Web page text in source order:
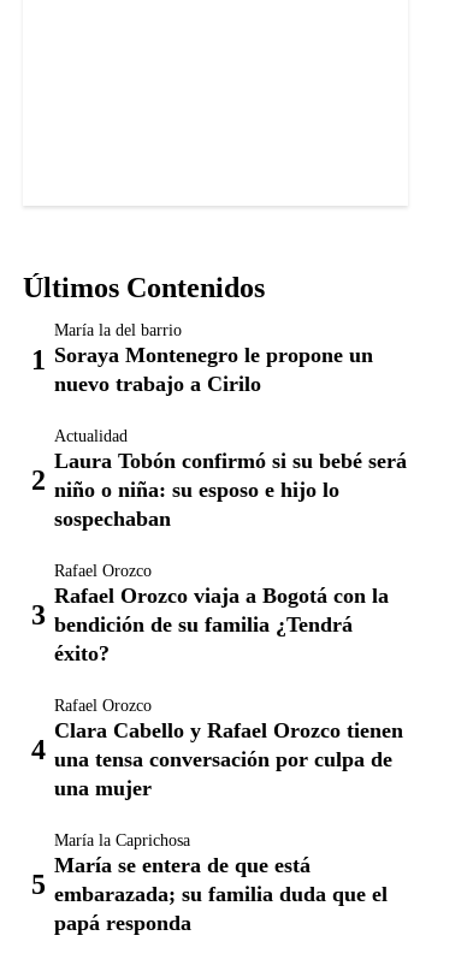
Últimos Contenidos
María la del barrio
Soraya Montenegro le propone un
nuevo trabajo a Cirilo
Actualidad
Laura Tobón confirmó si su bebé será
niño o niña: su esposo e hijo lo
sospechaban
Rafael Orozco
Rafael Orozco viaja a Bogotá con la
bendición de su familia ¿Tendrá
éxito?
Rafael Orozco
Clara Cabello y Rafael Orozco tienen
una tensa conversación por culpa de
una mujer
María la Caprichosa
María se entera de que está
embarazada; su familia duda que el
papá responda